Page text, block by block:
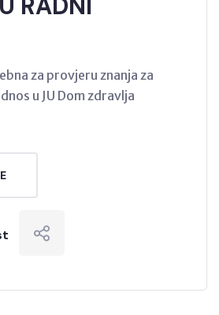
za provjeru znanja za
u JU Dom zdravlja